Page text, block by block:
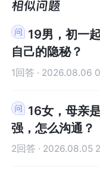
你的眼界、能力
全感和力量，也
被激活和生长，
语言能量。看看
达自己拒绝的你
的你，就算轻言
非常用力去建立
边界感受呢？写
伤，因此，一定
你的眼界、能力
全感和力量，也
被激活和生长，
语言能量。看看
达自己拒绝的你
的你，就算轻言
非常用力去建立
边界感受呢？写
伤，因此，一定
爱的，那是一种
当你真正充分哀
后，他们在你的
了，现在的他们
的各种关系之爱
们就不再是困扰
担心，未来他们
面来控制你，这
替你母亲来爱护
是一种独一无二
充分哀悼和处理
你的生命里就不
他们，都不过是
之爱，当你和父
困扰和消耗你的
他们会不会还用
你，这也是有可
来爱护你的名义
上路的，一路走
呢？实现经济独
后，向阳而生，
的，一路走一路
现经济独立会有
阳而生，祝你安好
19男，初一起对母亲感觉复杂，怎么处理
自己的隐秘？
1回答 · 2026.08.06
16女，母亲是回避型人格，控制欲也很
强，怎么沟通？
2回答 · 2026.08.05